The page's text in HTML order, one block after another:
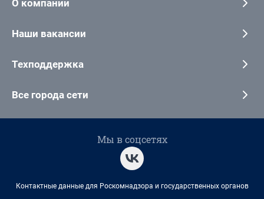
О компании
Наши вакансии
Техподдержка
Все города сети
Мы в соцсетях
Контактные данные для Роскомнадзора и государственных органов